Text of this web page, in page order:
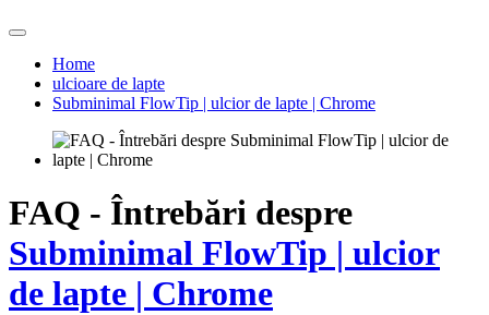
Home
ulcioare de lapte
Subminimal FlowTip | ulcior de lapte | Chrome
FAQ - Întrebări despre
Subminimal FlowTip | ulcior
de lapte | Chrome